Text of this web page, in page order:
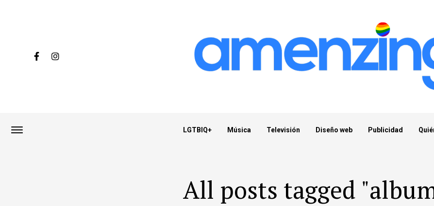
LGTBIQ+ Música Televisión Diseño web Publicidad
All posts tagged